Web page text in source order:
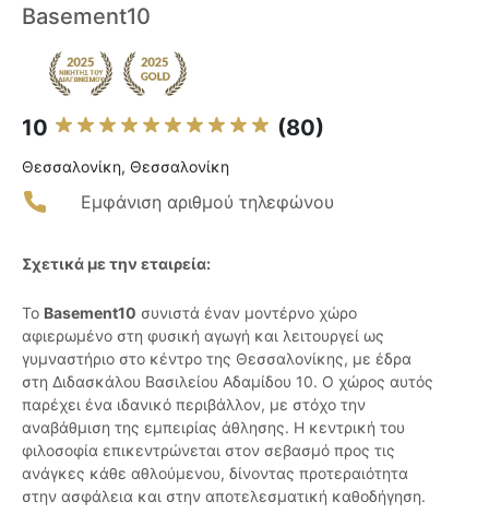
Basement10
10 (80)
Θεσσαλονίκη, Θεσσαλονίκη
Εμφάνιση αριθμού τηλεφώνου
Σχετικά με την εταιρεία:
Το Basement10 συνιστά έναν μοντέρνο χώρο
αφιερωμένο στη φυσική αγωγή και λειτουργεί ως
γυμναστήριο στο κέντρο της Θεσσαλονίκης, με έδρα
στη Διδασκάλου Βασιλείου Αδαμίδου 10. Ο χώρος αυτός
παρέχει ένα ιδανικό περιβάλλον, με στόχο την
αναβάθμιση της εμπειρίας άθλησης. Η κεντρική του
φιλοσοφία επικεντρώνεται στον σεβασμό προς τις
ανάγκες κάθε αθλούμενου, δίνοντας προτεραιότητα
στην ασφάλεια και στην αποτελεσματική καθοδήγηση.